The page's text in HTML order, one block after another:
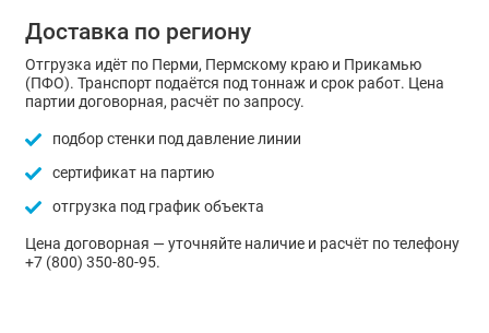
Доставка по региону
Отгрузка идёт по Перми, Пермскому краю и Прикамью
(ПФО). Транспорт подаётся под тоннаж и срок работ. Цена
партии договорная, расчёт по запросу.
подбор стенки под давление линии
сертификат на партию
отгрузка под график объекта
Цена договорная — уточняйте наличие и расчёт по телефону
+7 (800) 350-80-95.